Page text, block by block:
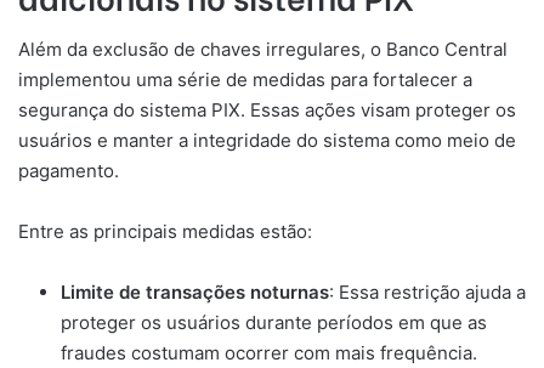
Além da exclusão de chaves irregulares, o Banco Central
implementou uma série de medidas para fortalecer a
segurança do sistema PIX. Essas ações visam proteger os
usuários e manter a integridade do sistema como meio de
pagamento.
Entre as principais medidas estão:
Limite de transações noturnas: Essa restrição ajuda a
proteger os usuários durante períodos em que as
fraudes costumam ocorrer com mais frequência.